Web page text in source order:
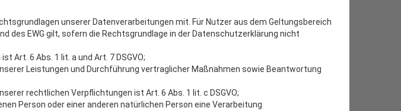
unserer Datenverarbeitungen mit. Für Nutzer aus dem Geltungsbereich
des EWG gilt, sofern die Rechtsgrundlage in der Datenschutzerklärung nicht
Art. 6 Abs. 1 lit. a und Art. 7 DSGVO;
Leistungen und Durchführung vertraglicher Maßnahmen sowie Beantwortung
rechtlichen Verpflichtungen ist Art. 6 Abs. 1 lit. c DSGVO;
Person oder einer anderen natürlichen Person eine Verarbeitung